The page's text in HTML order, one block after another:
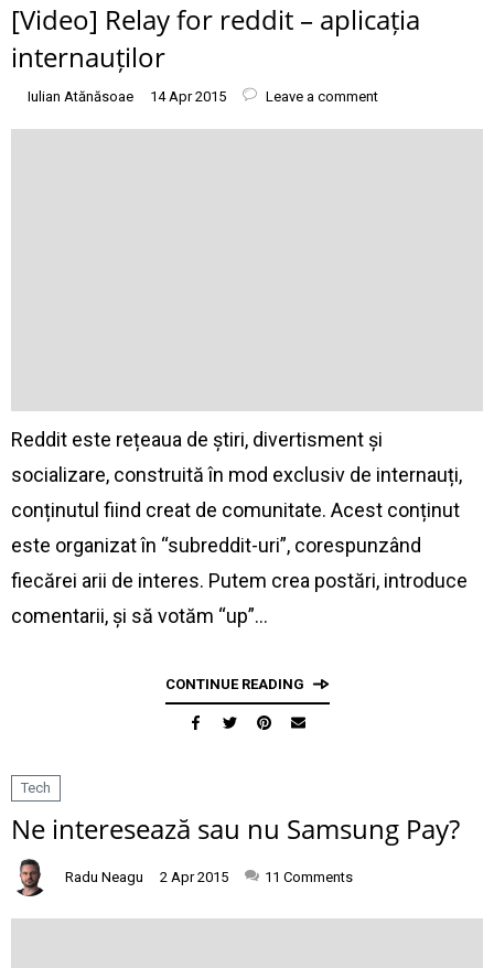
[Video] Relay for reddit – aplicația
internauților
Iulian Atănăsoae 14 Apr 2015 Leave a comment
Reddit este rețeaua de știri, divertisment și
socializare, construită în mod exclusiv de internauți,
conținutul fiind creat de comunitate. Acest conținut
este organizat în “subreddit-uri”, corespunzând
fiecărei arii de interes. Putem crea postări, introduce
comentarii, și să votăm “up”…
CONTINUE READING
Tech
Ne interesează sau nu Samsung Pay?
Radu Neagu 2 Apr 2015 11 Comments